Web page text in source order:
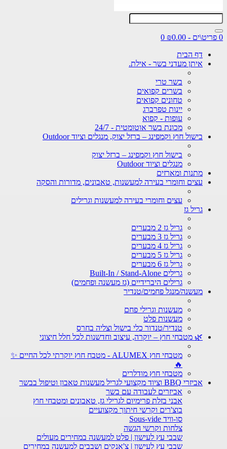
0 פריט\ים - ₪0.00
0
דף הבית
איתן מעדני בשר - אילת.
בשר טרי
בשרים קפואים
טחונים קפואים
יינות טפרברג
עופות - קפוא
מכונת בשר אוטומטית - 24/7
בישול חוץ וקמפינג – ברזל יצוק, מנגלים וציוד Outdoor
בישול חוץ וקמפינג – ברזל יצוק
מנגלים וציוד Outdoor
מתנות ומארזים
עצים וחומרי בעירה למעשנות, טאבונים, מדורות והסקה
עצים וחומרי בעירה למעשנות וגרילים
גריל גז
גריל גז 2 מבערים
גריל גז 3 מבערים
גריל גז 4 מבערים
גריל גז 5 מבערים
גריל גז 6 מבערים
גרילים Built-In / Stand-Alone
גרילים היברידיים (גז מעשנה ופחמים)
מעשנה/מנגל פחמים/טנדיר
מעשנות וגרילי פחם
מעשנות פלט
טנדיר/טנדור כלי בישול וצליה בחרס
🌿 מטבחי חוץ – יוקרה, עיצוב וחדשנות לכל חלל חיצוני
מטבחי חוץ ALUMEX - מטבח חוץ יוקרתי לכל החיים ✨
🔥
מטבחי חוץ מודלרים
אביזרי BBQ וציוד מקצועי לגריל מעשנות טאבון וטיפול בבשר
אביזרים לעבודה עם בשר
אבני בזלת פרימיום לגרילי גז, טאבונים ומטבחי חוץ
בוצ'רים וקרשי חיתוך מקצועיים
סו-וויד Sous-vide
צלחות וקרשי הגשה
שבבי עץ לעישון | פלט למעשנה במחירים מעולים
שבבי עץ לעישון | צ'אנקים ושבבים למעשנה במחירים